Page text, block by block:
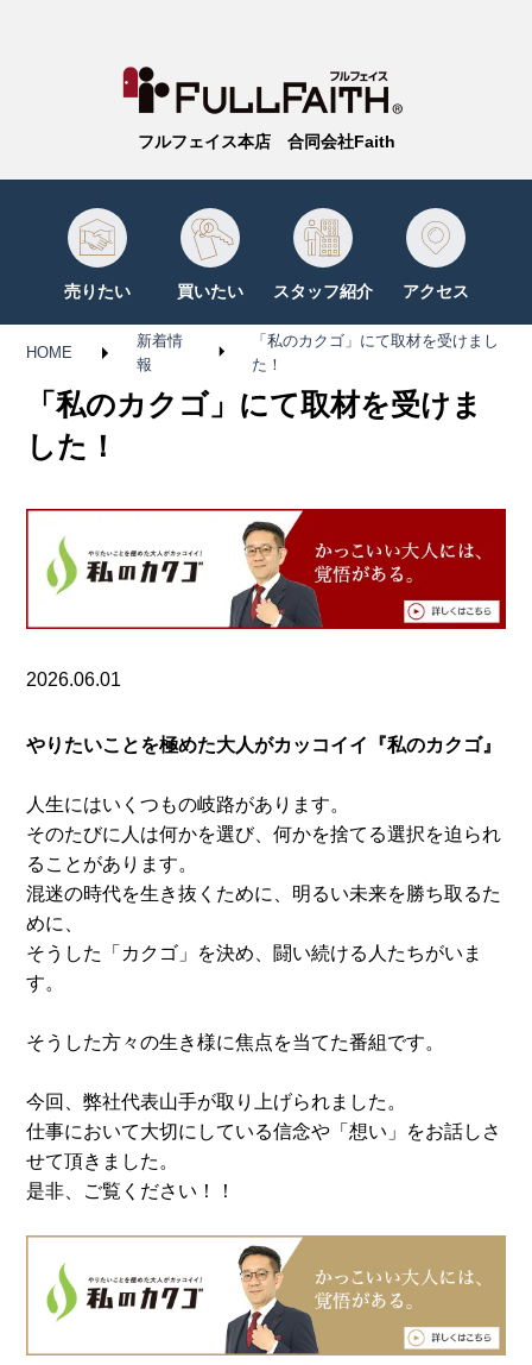
フルフェイス本店 合同会社Faith
売りたい 買いたい スタッフ紹介 アクセス
HOME
新着情
報
「私のカクゴ」にて取材を受けまし
た！
「私のカクゴ」にて取材を受けま
した！
2026.06.01
やりたいことを極めた大人がカッコイイ『私のカクゴ』
人生にはいくつもの岐路があります。
そのたびに人は何かを選び、何かを捨てる選択を迫られ
ることがあります。
混迷の時代を生き抜くために、明るい未来を勝ち取るた
めに、
そうした「カクゴ」を決め、闘い続ける人たちがいま
す。
そうした方々の生き様に焦点を当てた番組です。
今回、弊社代表山手が取り上げられました。
仕事において大切にしている信念や「想い」をお話しさ
せて頂きました。
是非、ご覧ください！！